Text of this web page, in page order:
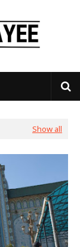
Show all